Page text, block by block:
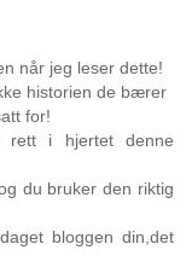
når jeg leser dette!
historien de bærer
for!
rett i hjertet denne
du bruker den riktig
bloggen din,det